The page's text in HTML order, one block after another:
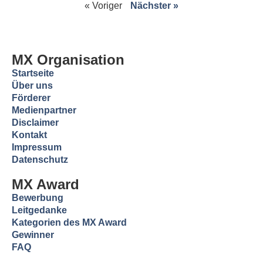
« Voriger Nächster »
MX Organisation
Startseite
Über uns
Förderer
Medienpartner
Disclaimer
Kontakt
Impressum
Datenschutz
MX Award
Bewerbung
Leitgedanke
Kategorien des MX Award
Gewinner
FAQ